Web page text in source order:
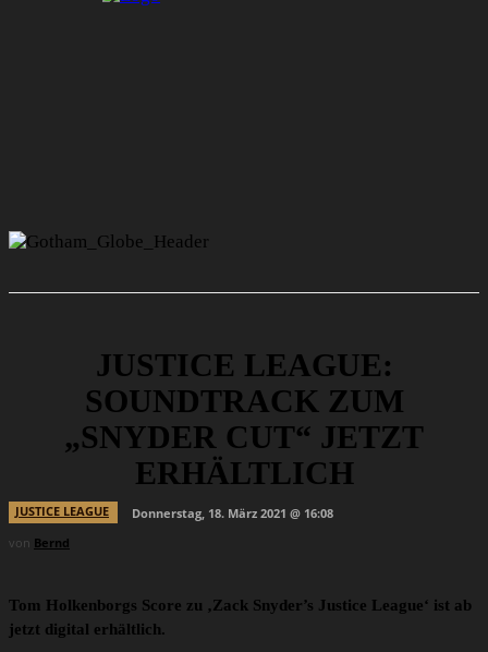
JUSTICE LEAGUE:
SOUNDTRACK ZUM
„SNYDER CUT“ JETZT
ERHÄLTLICH
JUSTICE LEAGUE
Donnerstag, 18. März 2021 @ 16:08
von Bernd
Tom Holkenborgs Score zu ‚Zack Snyder’s Justice League‘ ist ab
jetzt digital erhältlich.